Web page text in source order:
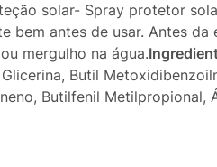
solar- Spray protetor
bem antes de usar. Antes
mergulho na água.
Butil
Butilfenil